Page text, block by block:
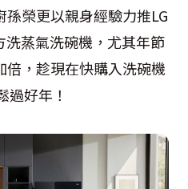
榮更以親身經驗力推LG
蒸氣洗碗機，尤其年節
，趁現在快購入洗碗機
過好年！